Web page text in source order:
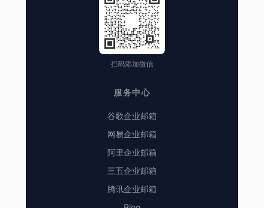
扫码添加微信
服务中心
谷歌企业邮箱
网易企业邮箱
阿里企业邮箱
三五企业邮箱
腾讯企业邮箱